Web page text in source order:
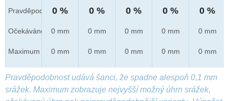
Pravděpod.
Očekáváno
Maximum
0 %
0 mm
0 mm
0 %
0 mm
0 mm
0 %
0 mm
0 mm
0 %
0 mm
0 mm
0 %
0 mm
0 mm
Pravděpodobnost udává šanci, že spadne alespoň 0,1 mm
srážek. Maximum zobrazuje nejvyšší možný úhrn srážek,